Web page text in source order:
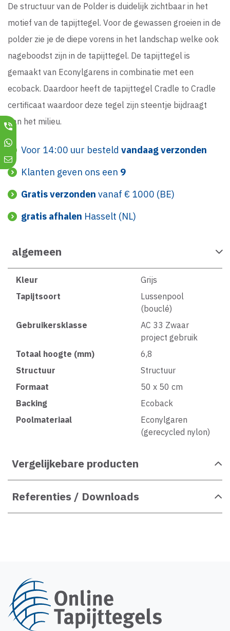
De structuur van de Polder is duidelijk zichtbaar in het
motief van de tapijttegel. Voor de gewassen groeien in de
polder zie je de diepe vorens in het landschap welke ook
nageboodst zijn in de tapijttegel. De tapijttegel is
gemaakt van Econylgarens in combinatie met een
ecoback. Daardoor heeft de tapijttegel Cradle to Cradle
certificaat waardoor deze tegel zijn steentje bijdraagt
aan het milieu.
Voor 14:00 uur besteld vandaag verzonden
Klanten geven ons een 9
Gratis verzonden vanaf € 1000 (BE)
gratis afhalen Hasselt (NL)
algemeen
Kleur
Grijs
Tapijtsoort
Lussenpool
(bouclé)
Gebruikersklasse
AC 33 Zwaar
project gebruik
Totaal hoogte (mm)
6,8
Structuur
Structuur
Formaat
50 x 50 cm
Backing
Ecoback
Poolmateriaal
Econylgaren
(gerecycled nylon)
Vergelijkebare producten
Referenties / Downloads